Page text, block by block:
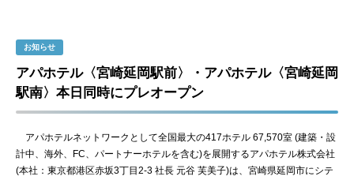
お知らせ
アパホテル〈宮崎延岡駅前〉・アパホテル〈宮崎延岡
駅南〉本日同時にプレオープン
アパホテルネットワークとして全国最大の417ホテル 67,570室 (建築・設
計中、海外、FC、パートナーホテルを含む)を展開するアパホテル株式会社
(本社：東京都港区赤坂3丁目2-3 社長 元谷 芙美子)は、宮崎県延岡市にシテ